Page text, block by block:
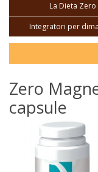
La Dieta Zero
Integratori per
Zero
capsule